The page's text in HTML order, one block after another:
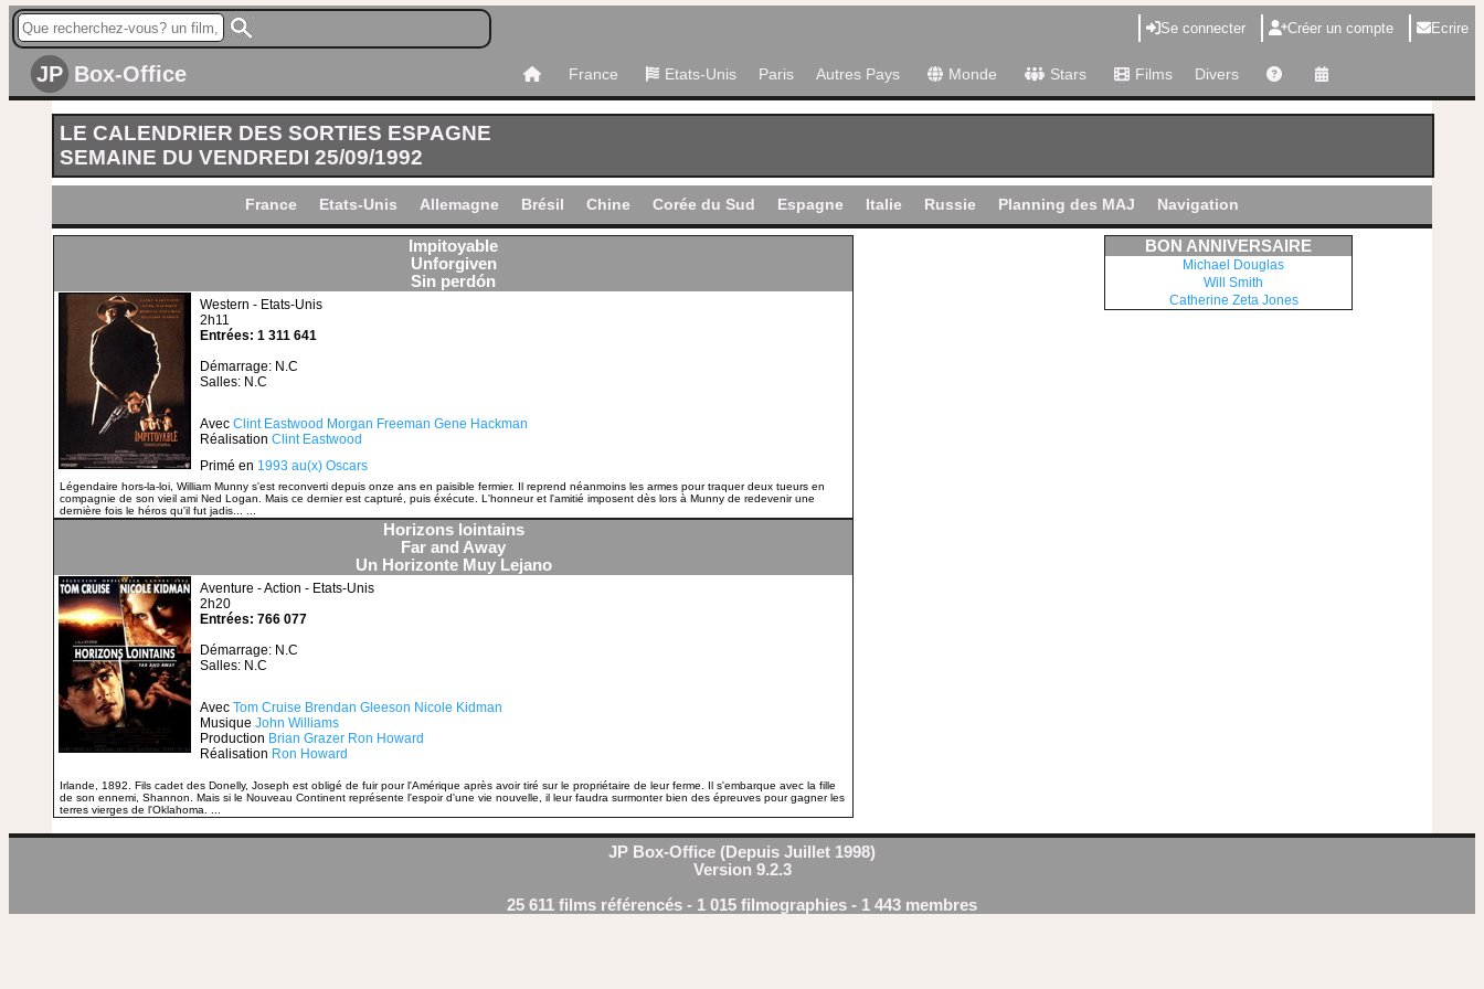
Se connecter Créer un compte Ecrire
JP Box-Office France Etats-Unis Paris Autres Pays Monde Stars Films Divers
LE CALENDRIER DES SORTIES ESPAGNE
SEMAINE DU VENDREDI 25/09/1992
France Etats-Unis Allemagne Brésil Chine Corée du Sud Espagne Italie Russie Planning des MAJ Navigation
Impitoyable
Unforgiven
Sin perdón
Western - Etats-Unis
2h11
Entrées: 1 311 641
Démarrage: N.C
Salles: N.C
Avec Clint Eastwood Morgan Freeman Gene Hackman
Réalisation Clint Eastwood
Primé en 1993 au(x) Oscars
Légendaire hors-la-loi, William Munny s'est reconverti depuis onze ans en paisible fermier. Il reprend néanmoins les armes pour traquer deux tueurs en
compagnie de son vieil ami Ned Logan. Mais ce dernier est capturé, puis éxécute. L'honneur et l'amitié imposent dès lors à Munny de redevenir une
dernière fois le héros qu'il fut jadis... ...
Horizons lointains
Far and Away
Un Horizonte Muy Lejano
Aventure - Action - Etats-Unis
2h20
Entrées: 766 077
Démarrage: N.C
Salles: N.C
Avec Tom Cruise Brendan Gleeson Nicole Kidman
Musique John Williams
Production Brian Grazer Ron Howard
Réalisation Ron Howard
Irlande, 1892. Fils cadet des Donelly, Joseph est obligé de fuir pour l'Amérique après avoir tiré sur le propriétaire de leur ferme. Il s'embarque avec la fille
de son ennemi, Shannon. Mais si le Nouveau Continent représente l'espoir d'une vie nouvelle, il leur faudra surmonter bien des épreuves pour gagner les
terres vierges de l'Oklahoma. ...
BON ANNIVERSAIRE
Michael Douglas
Will Smith
Catherine Zeta Jones
JP Box-Office (Depuis Juillet 1998)
Version 9.2.3
25 611 films référencés - 1 015 filmographies - 1 443 membres